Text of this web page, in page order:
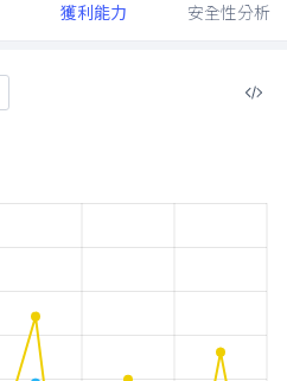
獲利能力 安全性分析